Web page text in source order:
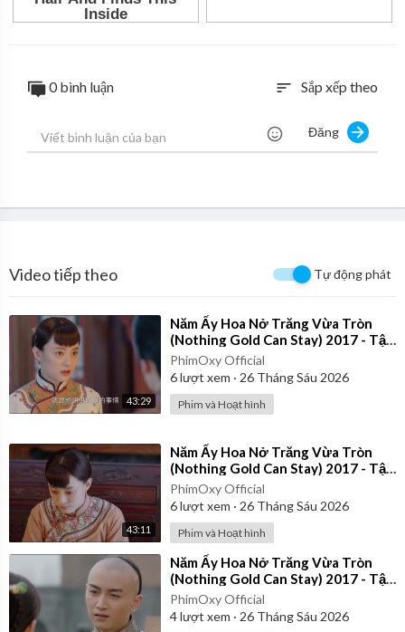
0 bình luận sort Sắp xếp theo
Đăng
Video tiếp theo Tự động phát
43:29
⁣Năm Ấy Hoa Nở Trăng Vừa Tròn
(Nothing Gold Can Stay) 2017 - Tập
28 | Thuyết Minh
PhimOxy Official
6lượt xem · 26 Tháng Sáu 2026
Phim và Hoạt hình
43:11
⁣Năm Ấy Hoa Nở Trăng Vừa Tròn
(Nothing Gold Can Stay) 2017 - Tập
23 | Thuyết Minh
PhimOxy Official
6lượt xem · 26 Tháng Sáu 2026
Phim và Hoạt hình
⁣Năm Ấy Hoa Nở Trăng Vừa Tròn
(Nothing Gold Can Stay) 2017 - Tập
37 | Thuyết Minh
PhimOxy Official
4lượt xem · 26 Tháng Sáu 2026